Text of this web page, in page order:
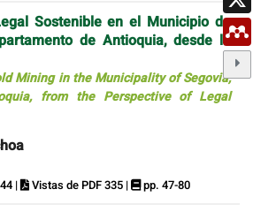
Sostenible en el Municipio de
de Antioquia, desde la
Mining in the Municipality of Segovia,
from the Perspective of Legal
| Vistas de PDF 335 | pp. 47-80